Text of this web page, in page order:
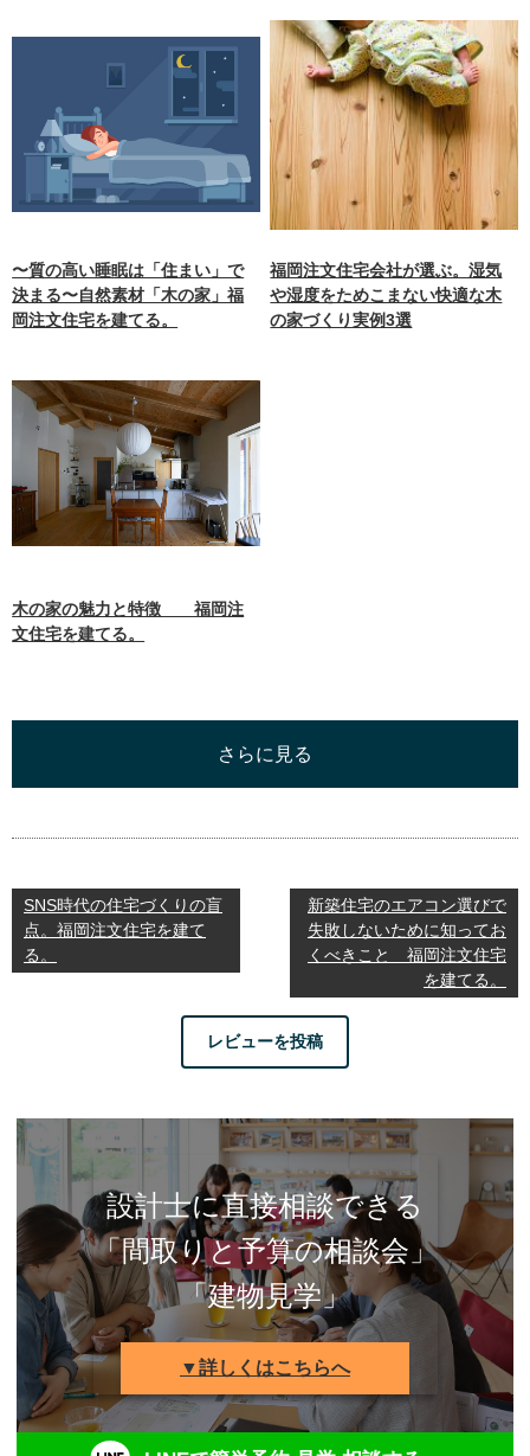
〜質の高い睡眠は「住まい」で
決まる〜自然素材「木の家」福
岡注文住宅を建てる。
福岡注文住宅会社が選ぶ。湿気
や湿度をためこまない快適な木
の家づくり実例3選
木の家の魅力と特徴 福岡注
文住宅を建てる。
さらに見る
SNS時代の住宅づくりの盲
点。福岡注文住宅を建て
る。
新築住宅のエアコン選びで
失敗しないために知ってお
くべきこと 福岡注文住宅
を建てる。
レビューを投稿
設計士に直接相談できる
「間取りと予算の相談会」
「建物見学」
▼詳しくはこちらへ